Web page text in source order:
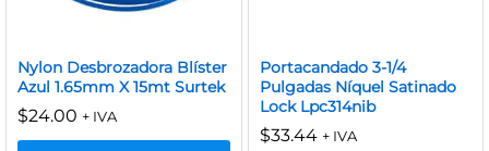
Nylon Desbrozadora Blíster
Azul 1.65mm X 15mt Surtek
$24.00 + IVA
Portacandado 3-1/4
Pulgadas Níquel Satinado
Lock Lpc314nib
$33.44 + IVA